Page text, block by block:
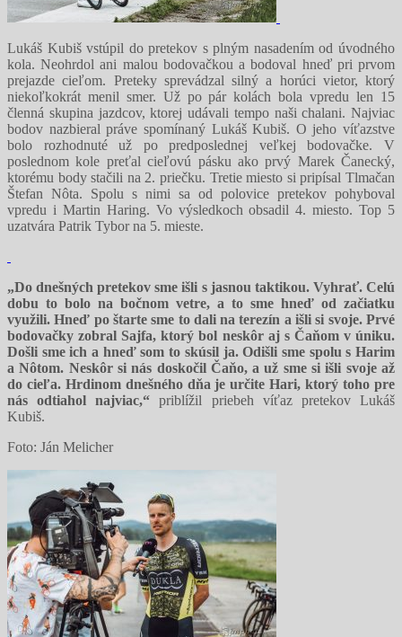
Lukáš Kubiš vstúpil do pretekov s plným nasadením od úvodného
kola. Neohrdol ani malou bodovačkou a bodoval hneď pri prvom
prejazde cieľom. Preteky sprevádzal silný a horúci vietor, ktorý
niekoľkokrát menil smer. Už po pár kolách bola vpredu len 15
členná skupina jazdcov, ktorej udávali tempo naši chalani. Najviac
bodov nazbieral práve spomínaný Lukáš Kubiš. O jeho víťazstve
bolo rozhodnuté už po predposlednej veľkej bodovačke. V
poslednom kole preťal cieľovú pásku ako prvý Marek Čanecký,
ktorému body stačili na 2. priečku. Tretie miesto si pripísal Tlmačan
Štefan Nôta. Spolu s nimi sa od polovice pretekov pohyboval
vpredu i Martin Haring. Vo výsledkoch obsadil 4. miesto. Top 5
uzatvára Patrik Tybor na 5. mieste.
„Do dnešných pretekov sme išli s jasnou taktikou. Vyhrať. Celú
dobu to bolo na bočnom vetre, a to sme hneď od začiatku
využili. Hneď po štarte sme to dali na terezín a išli si svoje. Prvé
bodovačky zobral Sajfa, ktorý bol neskôr aj s Čaňom v úniku.
Došli sme ich a hneď som to skúsil ja. Odišli sme spolu s Harim
a Nôtom. Neskôr si nás doskočil Čaňo, a už sme si išli svoje až
do cieľa. Hrdinom dnešného dňa je určite Hari, ktorý toho pre
nás odtiahol najviac,“priblížil priebeh víťaz pretekov Lukáš
Kubiš.
Foto: Ján Melicher